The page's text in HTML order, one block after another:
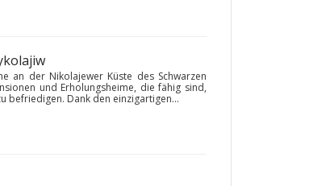
an der Nikolajewer Küste des Schwarzen
und Erholungsheime, die fähig sind,
befriedigen. Dank den einzigartigen...